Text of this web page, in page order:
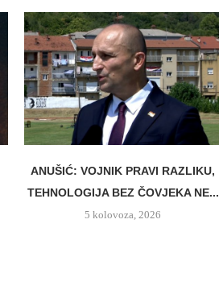
ANUŠIĆ: VOJNIK PRAVI RAZLIKU,
TEHNOLOGIJA BEZ ČOVJEKA NE...
5 kolovoza, 2026